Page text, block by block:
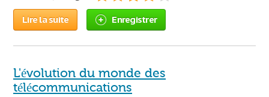
Lire la suite Enregistrer
L'évolution du monde des
télécommunications